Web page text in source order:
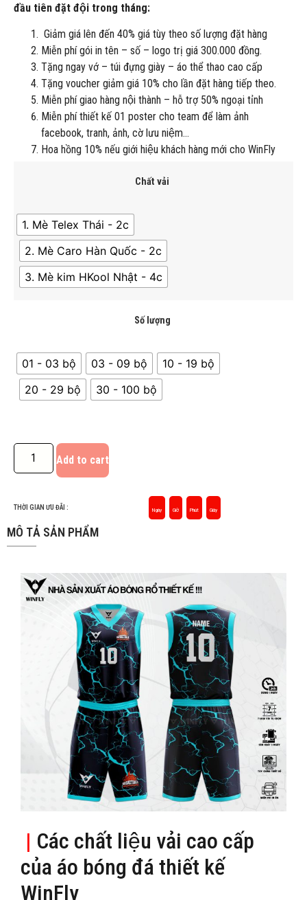
đầu tiên đặt đội trong tháng:
Giảm giá lên đến 40% giá tùy theo số lượng đặt hàng
Miễn phí gói in tên – số – logo trị giá 300.000 đồng.
Tặng ngay vớ – túi đựng giày – áo thể thao cao cấp
Tặng voucher giảm giá 10% cho lần đặt hàng tiếp theo.
Miễn phí giao hàng nội thành – hỗ trợ 50% ngoại tỉnh
Miễn phí thiết kế 01 poster cho team để làm ảnh
facebook, tranh, ảnh, cờ lưu niệm…
Hoa hồng 10% nếu giới hiệu khách hàng mới cho WinFly
Chất vải
1. Mè Telex Thái - 2c
2. Mè Caro Hàn Quốc - 2c
3. Mè kim HKool Nhật - 4c
Số lượng
01 - 03 bộ 03 - 09 bộ
10 - 19 bộ
20 - 29 bộ
30 - 100 bộ
Add to cart
THỜI GIAN ƯU ĐÃI : Ngày Giờ Phút Giây
MÔ TẢ SẢN PHẨM
| Các chất liệu vải cao cấp
của áo bóng đá thiết kế
WinFly